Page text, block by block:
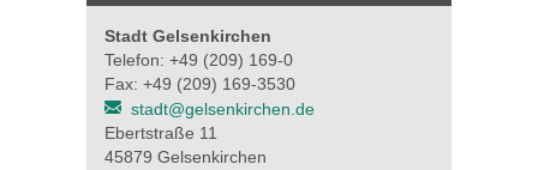
Stadt Gelsenkirchen
Telefon: +49 (209) 169-0
Fax: +49 (209) 169-3530
stadt@gelsenkirchen.de
Ebertstraße 11
45879 Gelsenkirchen